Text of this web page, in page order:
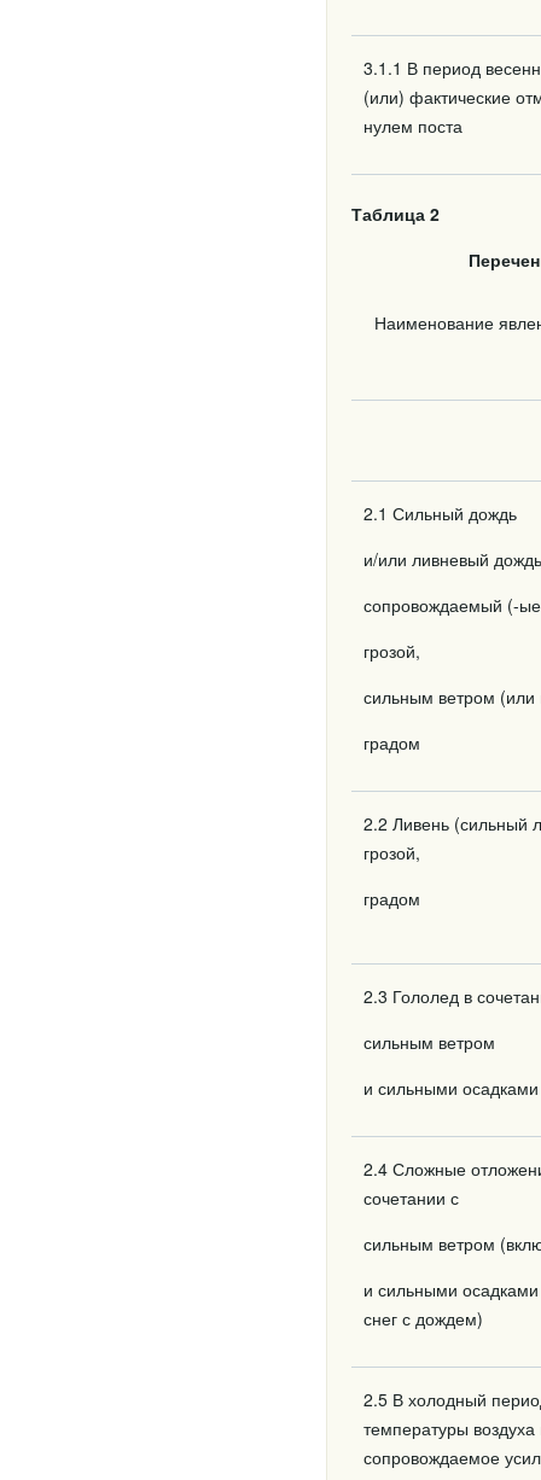
3.1.1 В период
(или) фактические
нулем поста
Таблица 2
Наименование
2.1 Сильный дождь
и/или ливневый
сопровождаемый (-
грозой,
сильным ветром
градом
2.2 Ливень (сильный
грозой,
градом
2.3 Гололед в
сильным ветром
и сильными осадками
2.4 Сложные
сочетании с
сильным ветром
и сильными
снег с дождем)
2.5 В холодный
температуры
сопровождаемое